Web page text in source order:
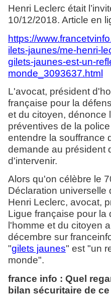
Henri Leclerc était
10/12/2018. Article en
https://
ilets-jaunes/me-henri-
gilets-jaunes-est-un-
monde_3093637.html
L'avocat, président
française pour la
et du citoyen, dénonce
préventives de la
entendre la souffrance
demande au président
d'intervenir.
Alors qu'on célèbre le
Déclaration universelle
Henri Leclerc, avocat,
Ligue française pour la
l'homme et du citoyen
décembre sur
"gilets jaunes" est "un
monde".
france info : Quel
bilan sécuritaire de